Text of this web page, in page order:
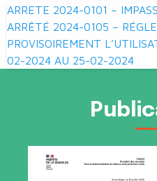
Navigation
de
l’article
ARRETE 2024-0101 –
ARRÊTÉ 2024-0105 –
PROVISOIREMENT
02-2024 AU 25-02-2024